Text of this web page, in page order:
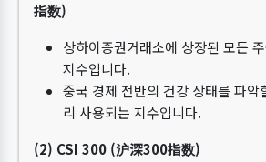
指数)
상하이증권거래소에 상장된 모든
지수입니다.
중국 경제 전반의 건강 상태를 파악
리 사용되는 지수입니다.
(2) CSI 300 (沪深300指数)